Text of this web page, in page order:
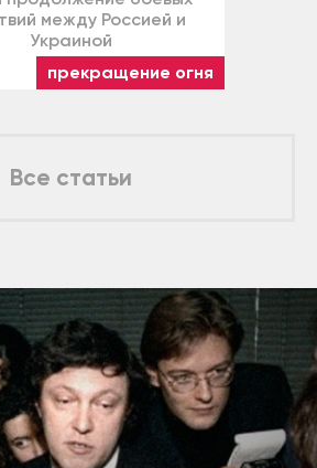
между Россией и
Украиной
прекращение огня
Все статьи